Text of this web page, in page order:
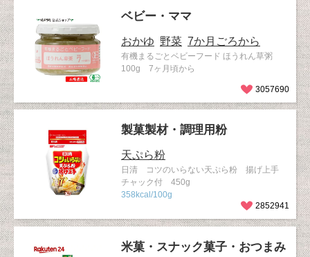
ベビー・ママ
おかゆ 野菜 7か月ごろから
有機まるごとベビーフード ほうれん草粥
100g 7ヶ月頃から
3057690
製菓製材・調理用粉
天ぷら粉
日清 コツのいらない天ぷら粉 揚げ上手
チャック付 450g
358kcal/100g
2852941
米菓・スナック菓子・おつまみ